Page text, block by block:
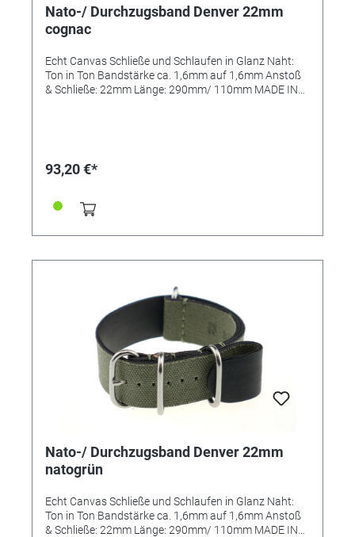
Nato-/ Durchzugsband Denver 22mm
cognac
Echt Canvas Schließe und Schlaufen in Glanz Naht:
Ton in Ton Bandstärke ca. 1,6mm auf 1,6mm Anstoß
& Schließe: 22mm Länge: 290mm/ 110mm MADE IN
93,20 €*
Nato-/ Durchzugsband Denver 22mm
natogrün
Echt Canvas Schließe und Schlaufen in Glanz Naht:
Ton in Ton Bandstärke ca. 1,6mm auf 1,6mm Anstoß
& Schließe: 22mm Länge: 290mm/ 110mm MADE IN